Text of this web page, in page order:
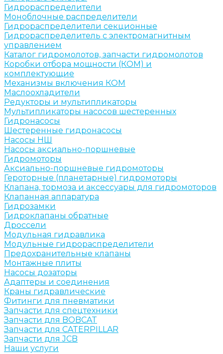
Гидрораспределители
Моноблочные распределители
Гидрораспределители секционные
Гидрораспределитель с электромагнитным
управлением
Каталог гидромолотов, запчасти гидромолотов
Коробки отбора мощности (КОМ) и
комплектующие
Механизмы включения КОМ
Маслоохладители
Редукторы и мультипликаторы
Мультипликаторы насосов шестеренных
Гидронасосы
Шестеренные гидронасосы
Насосы НШ
Насосы аксиально-поршневые
Гидромоторы
Аксиально-поршневые гидромоторы
Героторные (планетарные) гидромоторы
Клапана, тормоза и аксессуары для гидромоторов
Клапанная аппаратура
Гидрозамки
Гидроклапаны обратные
Дроссели
Модульная гидравлика
Модульные гидрораспределители
Предохранительные клапаны
Монтажные плиты
Насосы дозаторы
Адаптеры и соединения
Краны гидравлические
Фитинги для пневматики
Запчасти для спецтехники
Запчасти для BOBCAT
Запчасти для CATERPILLAR
Запчасти для JCB
Наши услуги